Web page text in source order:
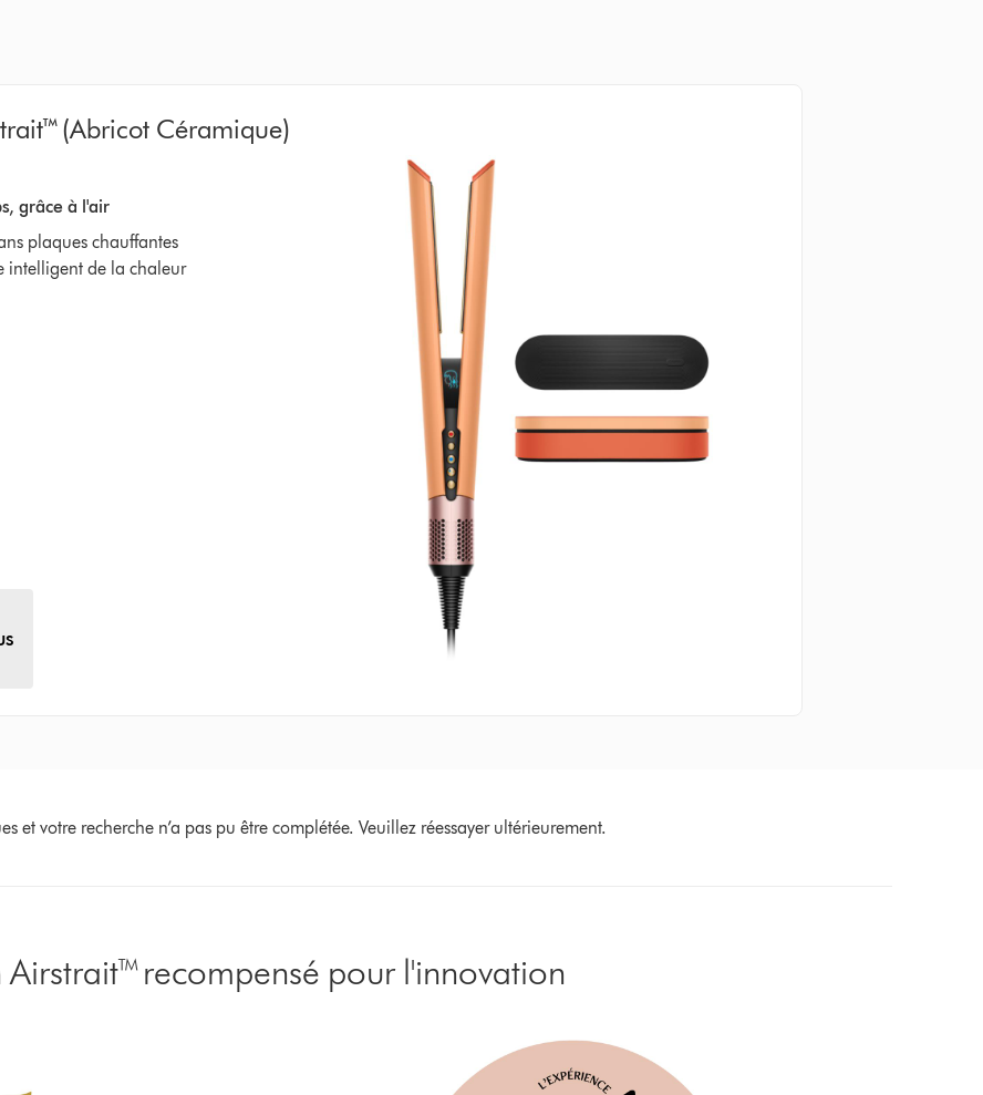
(Abricot Céramique)
grâce à l'air
plaques chauffantes
intelligent de la chaleur
et votre recherche n’a pas pu être complétée. Veuillez réessayer ultérieurement.
Airstrait™ recompensé pour l'innovation